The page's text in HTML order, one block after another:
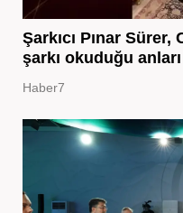
Şarkıcı Pınar
şarkı okuduğu
Haber7